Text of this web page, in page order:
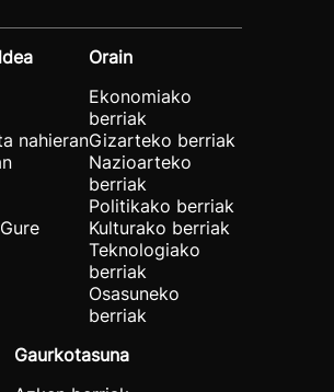
nahieran
Orain
Ekonomiako
berriak
Gizarteko berriak
Nazioarteko
berriak
Politikako berriak
Kulturako berriak
Teknologiako
berriak
Osasuneko
berriak
Gaurkotasuna